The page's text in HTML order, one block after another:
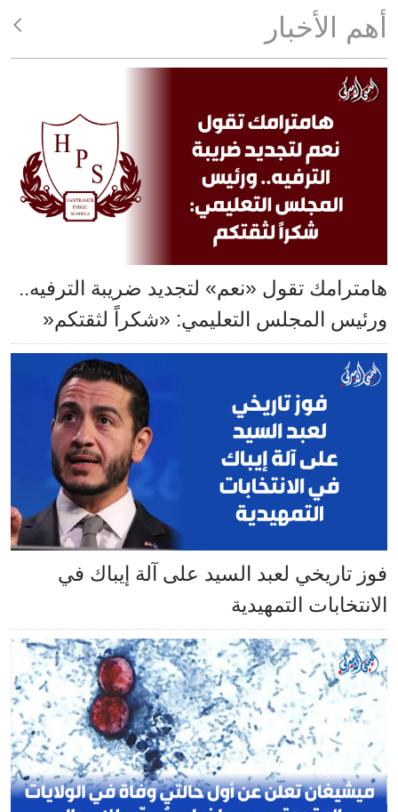
أهم الأخبار
هامترامك تقول «نعم» لتجديد ضريبة الترفيه..
ورئيس المجلس التعليمي: «شكراً لثقتكم«
فوز تاريخي لعبد السيد على آلة إيباك في
الانتخابات التمهيدية